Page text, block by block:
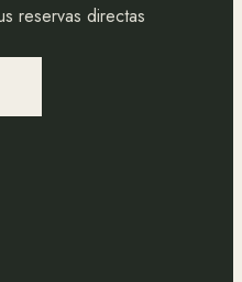
reservas directas